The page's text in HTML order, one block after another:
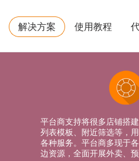
解决方案 使用教程
平台商支持将很多店铺搭
列表模板、附近筛选等，
各种服务。平台商多现于
边资源，全面开展外卖、